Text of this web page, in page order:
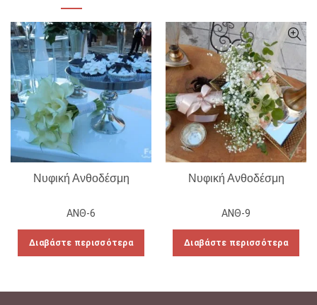
Νυφική Ανθοδέσμη
ΑΝΘ-6
Διαβάστε περισσότερα
Νυφική Ανθοδέσμη
ΑΝΘ-9
Διαβάστε περισσότερα